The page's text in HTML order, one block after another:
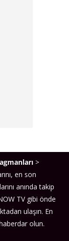
>
en son
anında takip
TV gibi önde
ulaşın. En
olun.